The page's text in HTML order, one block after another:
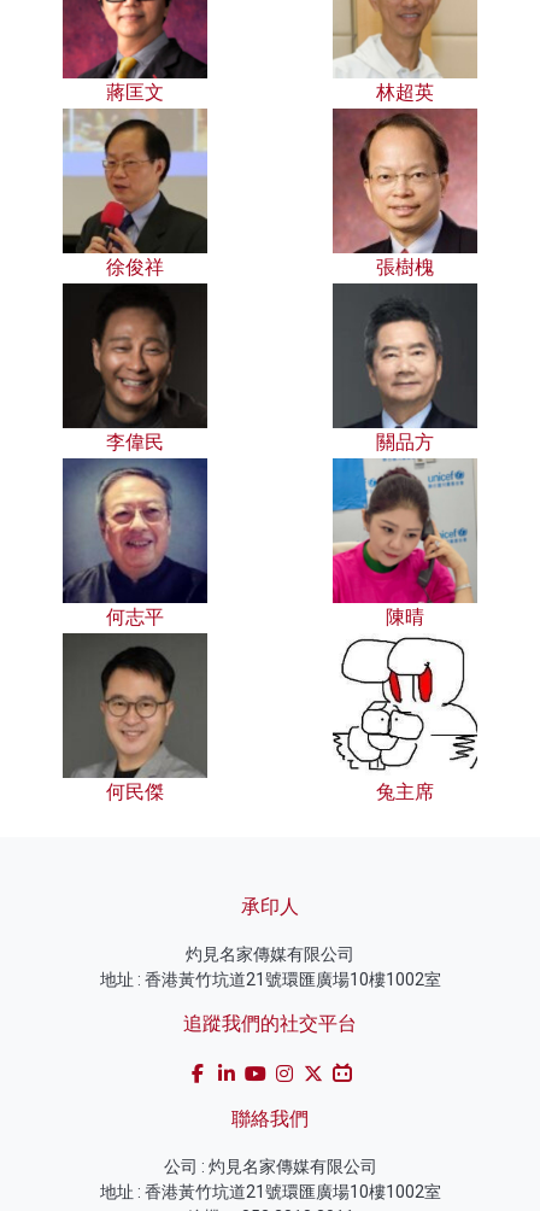
蔣匡文 林超英
徐俊祥 張樹槐
李偉民 關品方
何志平 陳晴
何民傑 兔主席
承印人
灼見名家傳媒有限公司
地址 : 香港黃竹坑道21號環匯廣場10樓1002室
追蹤我們的社交平台
聯絡我們
公司 : 灼見名家傳媒有限公司
地址 : 香港黃竹坑道21號環匯廣場10樓1002室